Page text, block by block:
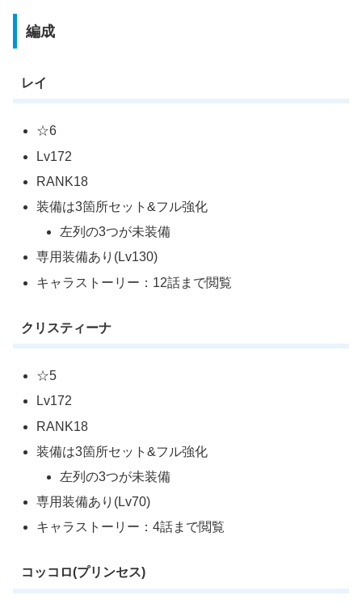
編成
レイ
☆6
Lv172
RANK18
装備は3箇所セット&フル強化
左列の3つが未装備
専用装備あり(Lv130)
キャラストーリー：12話まで閲覧
クリスティーナ
☆5
Lv172
RANK18
装備は3箇所セット&フル強化
左列の3つが未装備
専用装備あり(Lv70)
キャラストーリー：4話まで閲覧
コッコロ(プリンセス)